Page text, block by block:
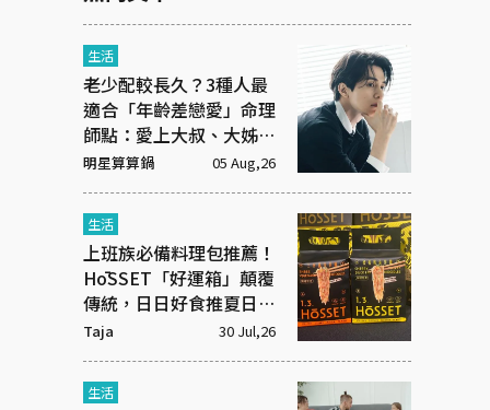
生活
老少配較長久？3種人最
適合「年齡差戀愛」命理
師點：愛上大叔、大姊有
原因
明星算算鍋 05 Aug,26
生活
上班族必備料理包推薦！
HōSSET「好運箱」顛覆
傳統，日日好食推夏日清
爽組合
Taja 30 Jul,26
生活